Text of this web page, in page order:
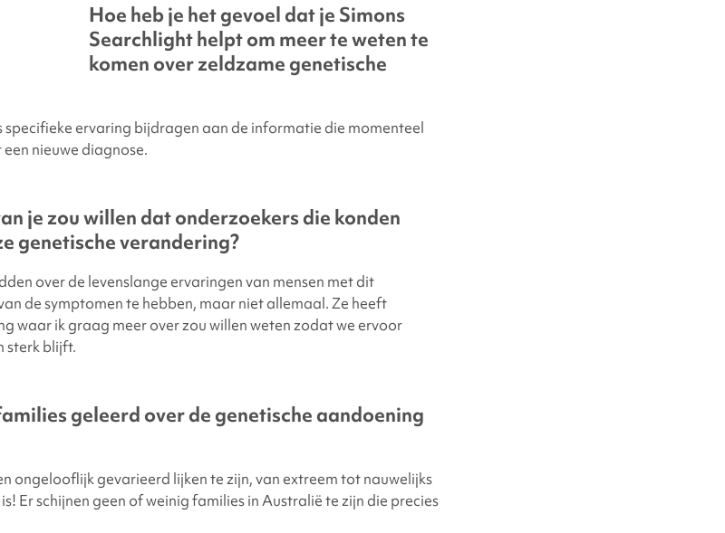
Hoe heb je het gevoel dat je Simons
Searchlighthelpt om meer te weten te
komen over zeldzame genetische
specifieke ervaring bijdragen aan de informatie die momenteel
nieuwe diagnose.
je zou willen dat onderzoekers die konden
genetische verandering?
over de levenslange ervaringen van mensen met dit
de symptomen te hebben, maar niet allemaal. Ze heeft
waar ik graag meer over zou willen weten zodat we ervoor
sterk blijft.
geleerd over de genetische aandoening
ongelooflijk gevarieerd lijken te zijn, van extreem tot nauwelijks
Er schijnen geen of weinig families in Australië te zijn die precies